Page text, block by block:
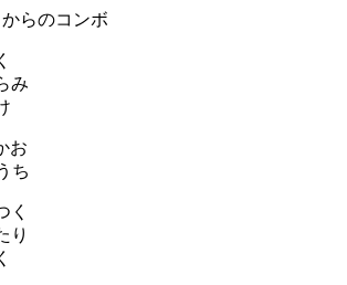
からのコンボ
み
お
ち
り